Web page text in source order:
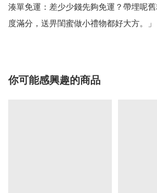
湊單免運：差少少錢先夠免運？帶埋呢
你可能感興趣的商品